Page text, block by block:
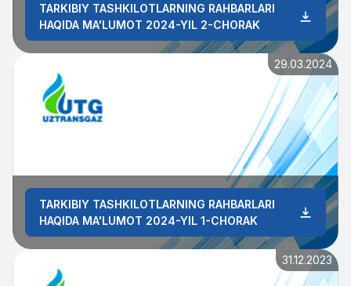
TARKIBIY TASHKILOTLARNING RAHBARLARI
HAQIDA MA'LUMOT 2024-YIL 2-CHORAK
29.03.2024
TARKIBIY TASHKILOTLARNING RAHBARLARI
HAQIDA MA'LUMOT 2024-YIL 1-CHORAK
31.12.2023